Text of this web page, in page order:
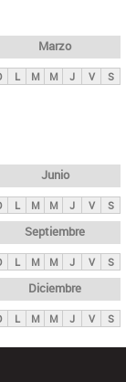
Marzo
L M M J V S
Junio
L M M J V S
Septiembre
L M M J V S
Diciembre
L M M J V S